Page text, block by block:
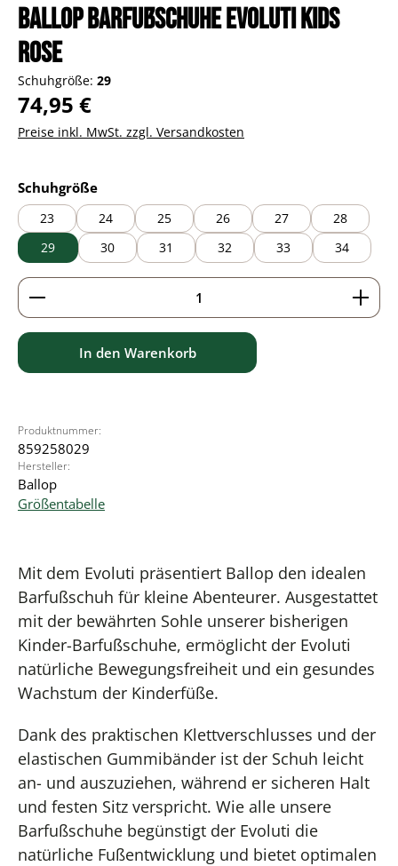
Ballop Barfußschuhe Evoluti Kids
rose
Schuhgröße: 29
Regulärer Preis:
74,95 €
Preise inkl. MwSt. zzgl. Versandkosten
Schuhgrößeauswählen
23 24 25 26 27
28
29
30 31 32 33 34
Produkt Anzahl: Gib den gewünschten Wert ein
In den Warenkorb
Produktnummer:
859258029
Hersteller:
Ballop
Größentabelle
Mit dem Evoluti präsentiert Ballop den idealen
Barfußschuh für kleine Abenteurer. Ausgestattet
mit der bewährten Sohle unserer bisherigen
Kinder-Barfußschuhe, ermöglicht der Evoluti
natürliche Bewegungsfreiheit und ein gesundes
Wachstum der Kinderfüße.
Dank des praktischen Klettverschlusses und der
elastischen Gummibänder ist der Schuh leicht
an- und auszuziehen, während er sicheren Halt
und festen Sitz verspricht. Wie alle unsere
Barfußschuhe begünstigt der Evoluti die
natürliche Fußentwicklung und bietet optimalen